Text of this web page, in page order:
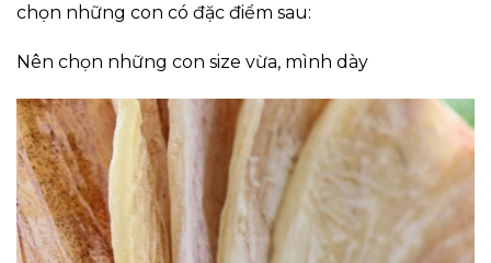
chọn những con có đặc điểm sau:
Nên chọn những con size vừa, mình dày